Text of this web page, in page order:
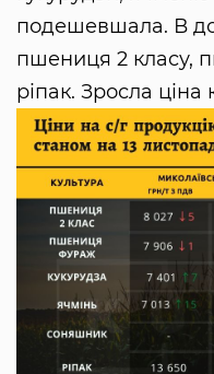
подешевшала. В
пшениця 2 класу,
ріпак. Зросла ціна